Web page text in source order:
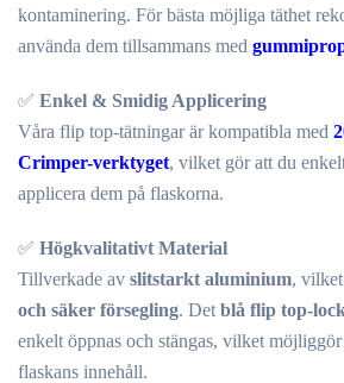
kontaminering. För bästa möjliga täthet
använda dem tillsammans med
✅ Enkel & Smidig Applicering
Våra flip top-tätningar är kompatibla med
Crimper-verktyget, vilket gör att du
applicera dem på flaskorna.
✅ Högkvalitativt Material
Tillverkade av slitstarkt aluminium, vilket
och säker försegling. Det blå flip top-
enkelt öppnas och stängas, vilket möjliggör
flaskans innehåll.